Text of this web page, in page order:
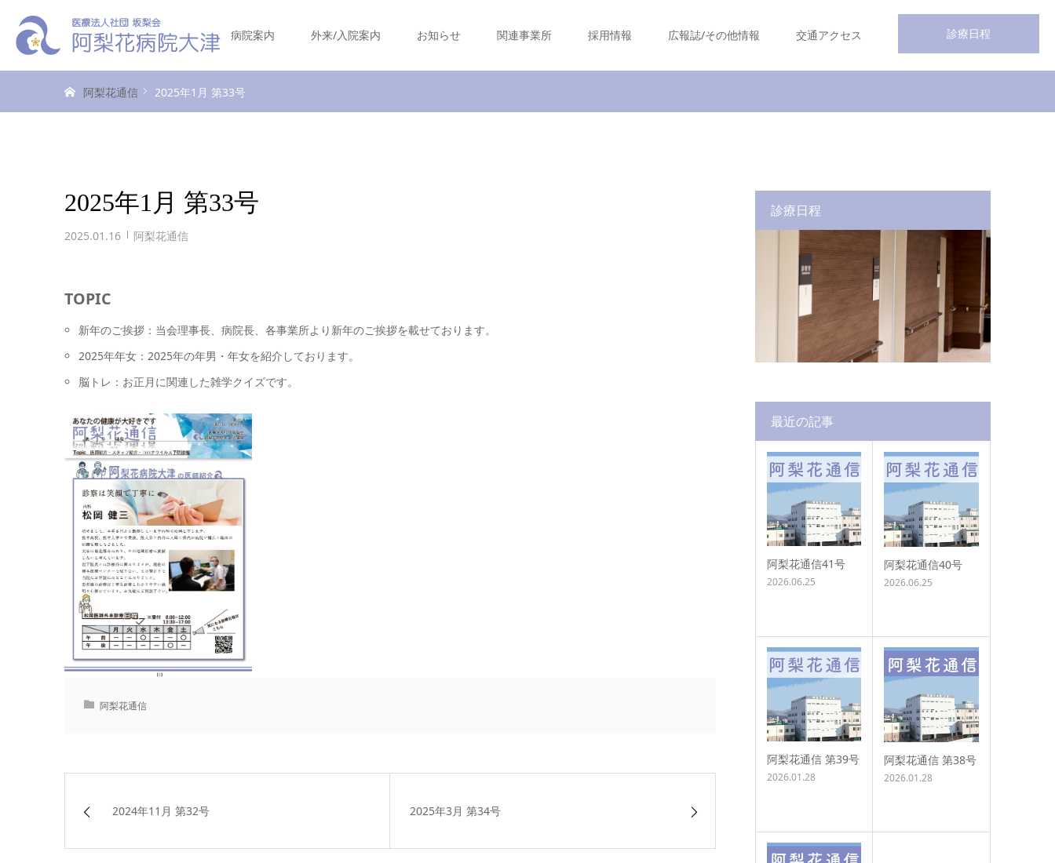
診療日程
病院案内 外来/入院案内 お知らせ 関連事業所 採用情報 広報誌/その他情報 交通アクセス
阿梨花通信 2025年1月 第33号
2025年1月 第33号
2025.01.16 阿梨花通信
TOPIC
新年のご挨拶：当会理事長、病院長、各事業所より新年のご挨拶を載せております。
2025年年女：2025年の年男・年女を紹介しております。
脳トレ：お正月に関連した雑学クイズです。
阿梨花通信
2024年11月 第32号 2025年3月 第34号
診療日程
最近の記事
阿梨花通信41号
2026.06.25
阿梨花通信40号
2026.06.25
阿梨花通信 第39号
2026.01.28
阿梨花通信 第38号
2026.01.28